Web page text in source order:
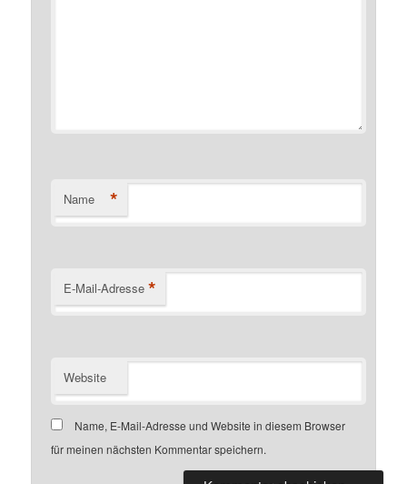
Name *
E-Mail-Adresse *
Website
Name, E-Mail-Adresse und Website in diesem Browser
für meinen nächsten Kommentar speichern.